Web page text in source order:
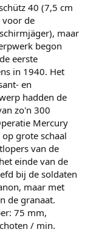
40 (7,5 cm
voor de
maar
begon
eerste
in 1940. Het
en
hadden de
zo'n 300
Mercury
grote schaal
van de
einde van de
bij de soldaten
maar met
de granaat.
75 mm,
/ min.